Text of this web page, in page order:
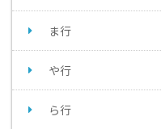
ま行
や行
ら行